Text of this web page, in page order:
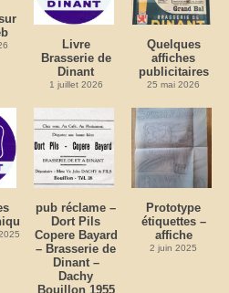
Livre
Brasserie de
Dinant
1 juillet 2026
Quelques
affiches
publicitaires
25 mai 2026
pub réclame –
Dort Pils
Copere Bayard
– Brasserie de
Dinant –
Dachy
Bouillon 1955
Prototype
étiquettes –
affiche
2 juin 2025